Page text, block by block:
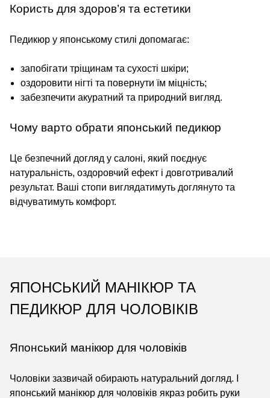
Користь для здоров’я та естетики
Педикюр у японському стилі допомагає:
запобігати тріщинам та сухості шкіри;
оздоровити нігті та повернути їм міцність;
забезпечити акуратний та природний вигляд.
Чому варто обрати японський педикюр
Це безпечний догляд у салоні, який поєднує
натуральність, оздоровчий ефект і довготривалий
результат. Ваші стопи виглядатимуть доглянуто та
відчуватимуть комфорт.
ЯПОНСЬКИЙ МАНІКЮР ТА
ПЕДИКЮР ДЛЯ ЧОЛОВІКІВ
Японський манікюр для чоловіків
Чоловіки зазвичай обирають натуральний догляд. І
японський манікюр для чоловіків якраз робить руки